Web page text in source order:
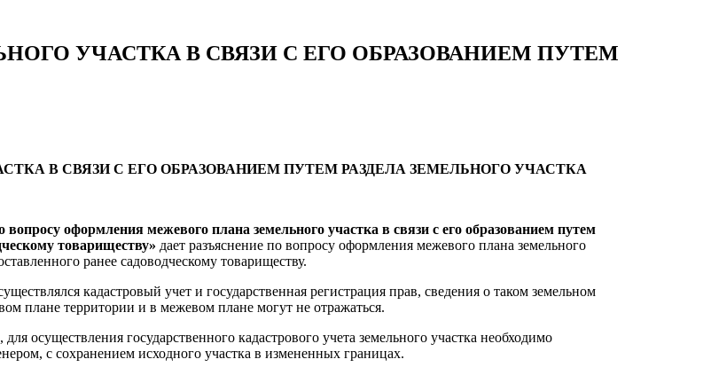
УЧАСТКА В СВЯЗИ С ЕГО ОБРАЗОВАНИЕМ ПУТЕМ
В СВЯЗИ С ЕГО ОБРАЗОВАНИЕМ ПУТЕМ РАЗДЕЛА ЗЕМЕЛЬНОГО УЧАСТКА
оформления межевого плана земельного участка в связи с его образованием путем
товариществу» дает разъяснение по вопросу оформления межевого плана земельного
ранее садоводческому товариществу.
кадастровый учет и государственная регистрация прав, сведения о таком земельном
плане территории и в межевом плане могут не отражаться.
осуществления государственного кадастрового учета земельного участка необходимо
с сохранением исходного участка в измененных границах.